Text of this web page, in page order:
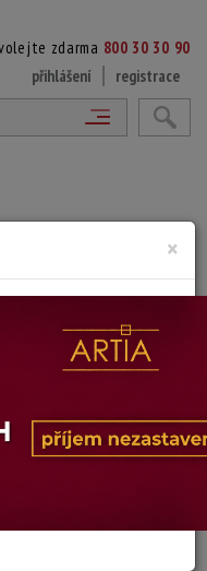
zdarma 800 30 30 90
přihlášení
registrace
×